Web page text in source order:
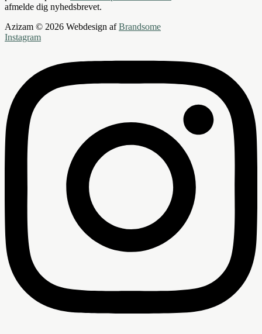
afmelde dig nyhedsbrevet.
Azizam © 2026 Webdesign afBrandsome
Instagram